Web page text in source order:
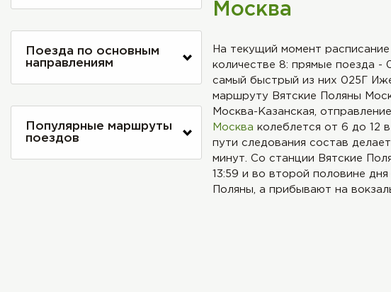
Поезда по основным
направлениям
Популярные маршруты
поездов
Москва
На текущий момент
количестве 8: прямые поезда
самый быстрый из них 025Г
маршруту Вятские Поляны
Москва-Казанская,
Москва колеблется от 6 до 12
пути следования состав
минут. Со станции Вятские
13:59 и во второй половине
Поляны, а прибывают на